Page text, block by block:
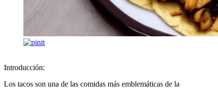
Introducción:
Los tacos son una de las comidas más emblemáticas de la